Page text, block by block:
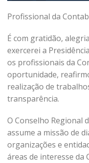
Profissional da
É com gratidão,
exercerei a
os profissionais da
oportunidade,
realização de
transparência.
O Conselho Regional
assume a missão de
organizações e
áreas de interesse da